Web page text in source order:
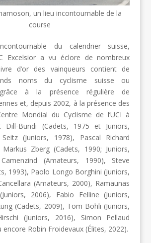
un lieu incontournable de la
course
du calendrier suisse,
Excelsior a vu éclore de nombreux
d’or des vainqueurs contient de
noms du cyclisme suisse ou
à la présence régulière de
et, depuis 2002, à la présence des
Mondial du Cyclisme de l’UCI à
Dill-Bundi (Cadets, 1975 et Juniors,
(Juniors, 1978), Pascal Richard
Zberg (Cadets, 1990; Juniors,
(Amateurs, 1990), Steve
1993), Paolo Longo Borghini (Juniors,
(Amateurs, 2000), Ramaunas
2006), Fabio Felline (Juniors,
(Cadets, 2009), Tom Bohli (Juniors,
(Juniors, 2016), Simon Pellaud
encore Robin Froidevaux (Élites, 2022).